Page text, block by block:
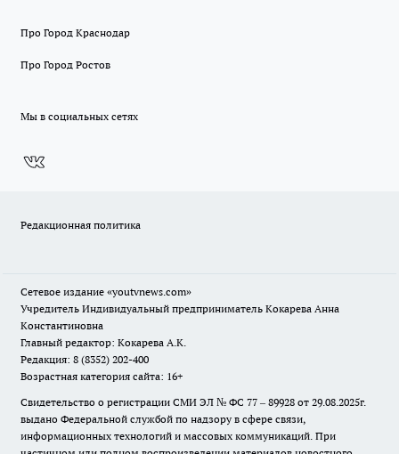
Про Город Краснодар
Про Город Ростов
Мы в социальных сетях
Редакционная политика
Сетевое издание «youtvnews.com»
Учредитель Индивидуальный предприниматель Кокарева Анна
Константиновна
Главный редактор: Кокарева А.К.
Редакция: 8 (8352) 202-400
Возрастная категория сайта: 16+
Свидетельство о регистрации СМИ ЭЛ № ФС 77 – 89928 от 29.08.2025г.
выдано Федеральной службой по надзору в сфере связи,
информационных технологий и массовых коммуникаций. При